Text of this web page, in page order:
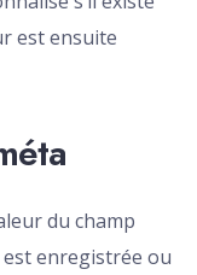
est ensuite
du champ
enregistrée ou